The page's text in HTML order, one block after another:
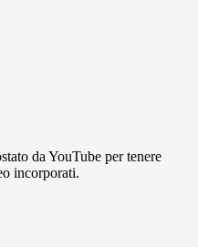
da YouTube per tenere
incorporati.